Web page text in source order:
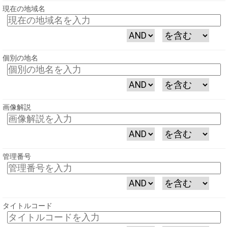
現在の地域名
個別の地名
画像解説
管理番号
タイトルコード